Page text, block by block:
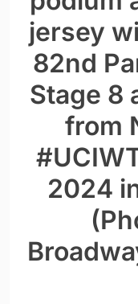
jersey
82nd
Stage 8
from
2024